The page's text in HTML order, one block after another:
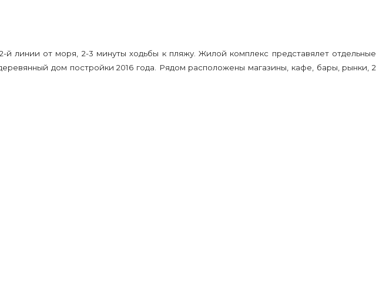
й линии от моря, 2-3 минуты ходьбы к пляжу. Жилой комплекс представялет отдельные
дом постройки 2016 года. Рядом расположены магазины, кафе, бары, рынки, 2